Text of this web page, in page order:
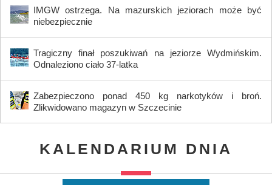
IMGW ostrzega. Na mazurskich jeziorach może być
niebezpiecznie
Tragiczny finał poszukiwań na jeziorze Wydmińskim.
Odnaleziono ciało 37-latka
Zabezpieczono ponad 450 kg narkotyków i broń.
Zlikwidowano magazyn w Szczecinie
KALENDARIUM DNIA